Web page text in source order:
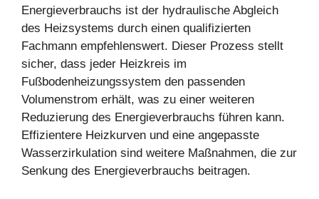
Energieverbrauchs ist der hydraulische Abgleich
des Heizsystems durch einen qualifizierten
Fachmann empfehlenswert. Dieser Prozess stellt
sicher, dass jeder Heizkreis im
Fußbodenheizungssystem den passenden
Volumenstrom erhält, was zu einer weiteren
Reduzierung des Energieverbrauchs führen kann.
Effizientere Heizkurven und eine angepasste
Wasserzirkulation sind weitere Maßnahmen, die zur
Senkung des Energieverbrauchs beitragen.